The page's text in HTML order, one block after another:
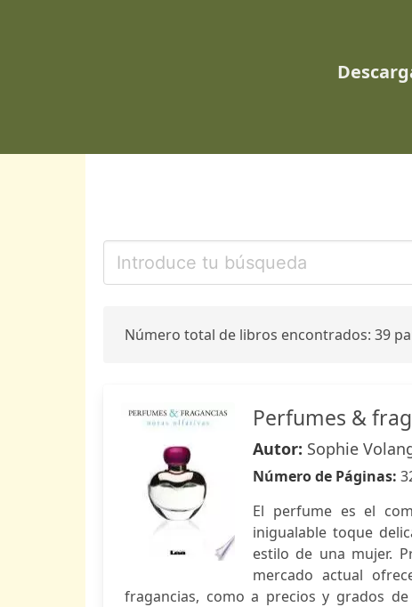
Número total de libros encontrados: 39
Perfumes &
Autor: Sophie
Número de Páginas:
El perfume es el
inigualable toque
estilo de una mujer.
mercado actual
fragancias, como a precios y grados